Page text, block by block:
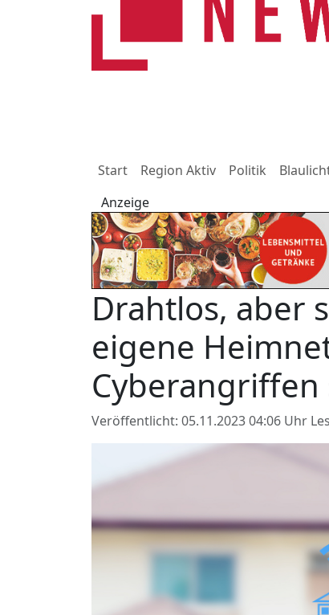
Start Region Aktiv Politik
Anzeige
Drahtlos, aber
eigene
Cyberangriffen
Veröffentlicht: 05.11.2023 04:06 Uhr